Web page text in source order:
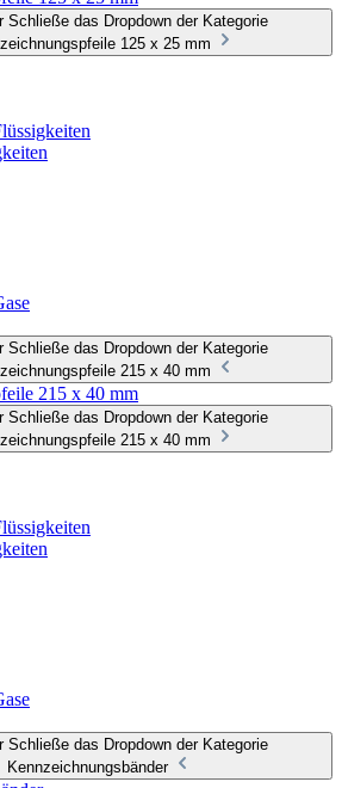
Schließe das Dropdown der Kategorie
125 x 25 mm
Schließe das Dropdown der Kategorie
215 x 40 mm
215 x 40 mm
Schließe das Dropdown der Kategorie
215 x 40 mm
Schließe das Dropdown der Kategorie
Kennzeichnungsbänder